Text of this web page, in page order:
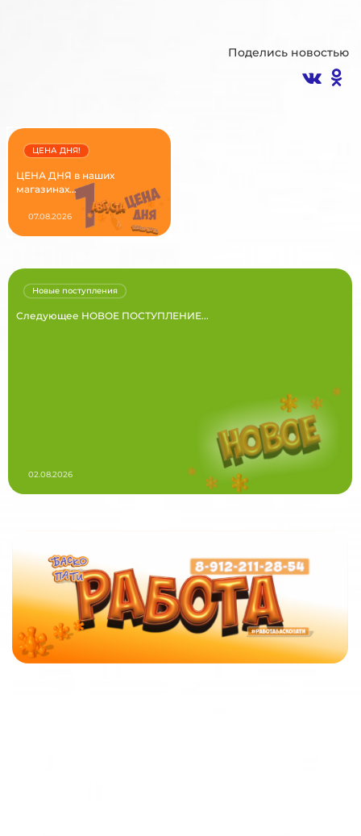
Поделись новостью
ЦЕНА ДНЯ в наших
магазинах...
ЦЕНА ДНЯ!
07.08.2026
Следующее НОВОЕ ПОСТУПЛЕНИЕ...
Новые поступления
02.08.2026